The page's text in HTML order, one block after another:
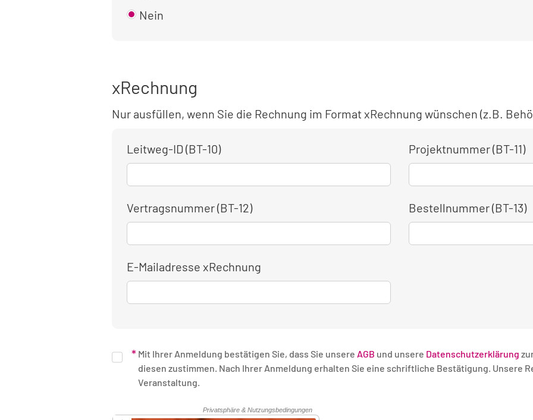
Nein
xRechnung
Nur ausfüllen, wenn Sie die Rechnung im Format xRechnung wünschen (z.B.
Leitweg-ID (BT-10) Projektnummer (BT-11)
Vertragsnummer (BT-12) Bestellnummer (BT-13)
E-Mailadresse xRechnung
Mit Ihrer Anmeldung bestätigen Sie, dass Sie unsere AGB und unsere Datenschutzerklärung
diesen zustimmen. Nach Ihrer Anmeldung erhalten Sie eine schriftliche Bestätigung. Unsere Rechnung erhalten Sie nach Ende der
Veranstaltung.
Sicherheitsüberprüfung